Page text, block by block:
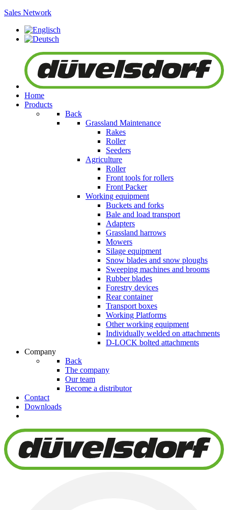
Sales Network
Home
Products
Back
Grassland Maintenance
Rakes
Roller
Seeders
Agriculture
Roller
Front tools for rollers
Front Packer
Working equipment
Buckets and forks
Bale and load transport
Adapters
Grassland harrows
Mowers
Silage equipment
Snow blades and snow ploughs
Sweeping machines and brooms
Rubber blades
Forestry devices
Rear container
Transport boxes
Working Platforms
Other working equipment
Individually welded on attachments
D-LOCK bolted attachments
Company
Back
The company
Our team
Become a distributor
Contact
Downloads